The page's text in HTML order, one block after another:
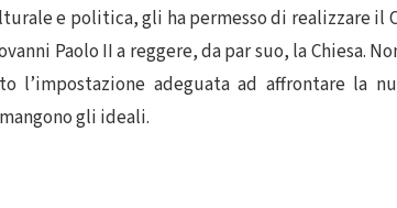
e politica, gli ha permesso di realizzare il
Paolo II a reggere, da par suo, la Chiesa.
l’impostazione adeguata ad affrontare la
gli ideali.